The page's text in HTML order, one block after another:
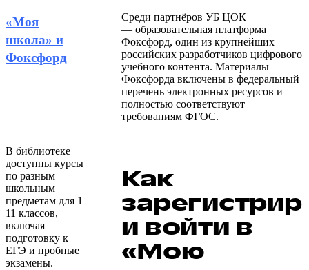
«Моя
школа» и
Фоксфорд
Среди партнёров УБ ЦОК
— образовательная платформа
Фоксфорд, один из крупнейших
российских разработчиков цифрового
учебного контента. Материалы
Фоксфорда включены в федеральный
перечень электронных ресурсов и
полностью соответствуют
требованиям ФГОС.
В библиотеке
доступны курсы
по разным
школьным
предметам для 1–
11 классов,
включая
подготовку к
ЕГЭ и пробные
экзамены.
Как
и войти в
«Мою